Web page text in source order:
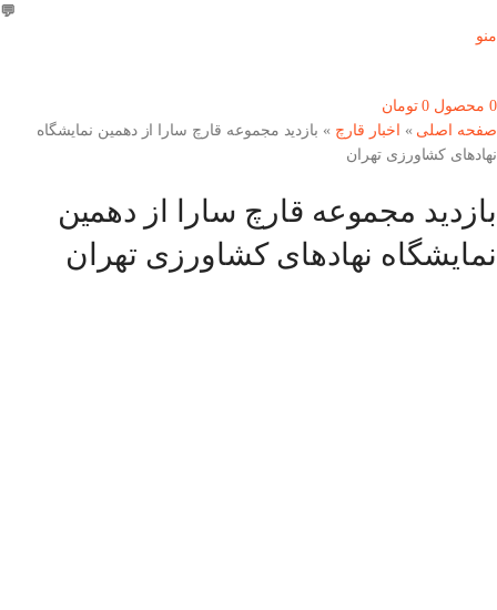
💬
منو
0 محصول 0 تومان
صفحه اصلی » اخبار قارچ » بازدید مجموعه قارچ سارا از دهمین نمایشگاه
نهادهای کشاورزی تهران
بازدید مجموعه قارچ سارا از دهمین
نمایشگاه نهادهای کشاورزی تهران